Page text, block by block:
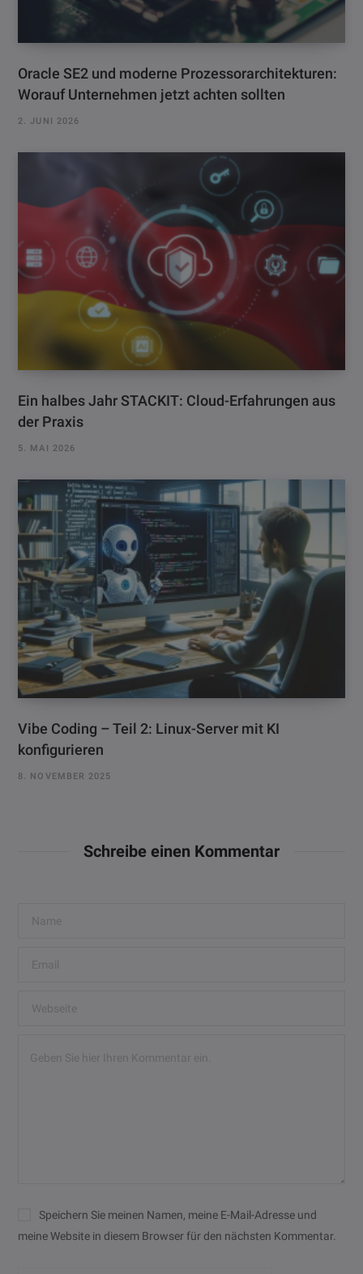
Oracle SE2 und moderne Prozessorarchitekturen:
Worauf Unternehmen jetzt achten sollten
2. JUNI 2026
Ein halbes Jahr STACKIT: Cloud-Erfahrungen aus
der Praxis
5. MAI 2026
Vibe Coding – Teil 2: Linux-Server mit KI
konfigurieren
8. NOVEMBER 2025
Schreibe einen Kommentar
Speichern Sie meinen Namen, meine E-Mail-Adresse und
meine Website in diesem Browser für den nächsten Kommentar.